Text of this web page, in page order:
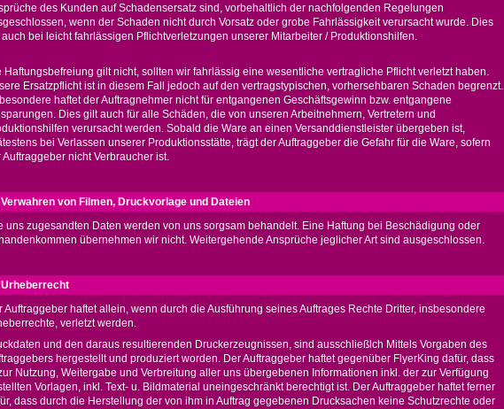
des Kunden auf Schadensersatz sind, vorbehaltlich der nachfolgenden Regelungen
wenn der Schaden nicht durch Vorsatz oder grobe Fahrlässigkeit verursacht wurde. Dies
bei leicht fahrlässigen Pflichtverletzungen unserer Mitarbeiter / Produktionshilfen.
Haftungsbefreiung gilt nicht, sollten wir fahrlässig eine wesentliche vertragliche Pflicht verletzt haben.
Ersatzpflicht ist in diesem Fall jedoch auf den vertragstypischen, vorhersehbaren Schaden begrenzt.
haftet der Auftragnehmer nicht für entgangenen Geschäftsgewinn bzw. entgangene
Dies gilt auch für alle Schäden, die von unseren Arbeitnehmern, Vertretern und
verursacht werden. Sobald die Ware an einen Versanddienstleister übergeben ist,
bei Verlassen unserer Produktionsstätte, trägt der Auftraggeber die Gefahr für die Ware, sofern
Auftraggeber nicht Verbraucher ist.
von Filmen, Druckvorlage und Dateien
uns zugesandten Daten werden von uns sorgsam behandelt. Eine Haftung bei Beschädigung oder
übernehmen wir nicht. Weitergehende Ansprüche jeglicher Art sind ausgeschlossen.
Auftraggeber haftet allein, wenn durch die Ausführung seines Auftrages Rechte Dritter, insbesondere
verletzt werden.
und den daraus resultierenden Druckerzeugnissen, sind ausschließlch Mittels Vorgaben des
hergestellt und produziert worden. Der Auftraggeber haftet gegenüber FlyerKing dafür, dass
Nutzung, Weitergabe und Verbreitung aller uns übergebenen Informationen inkl. der zur Verfügung
Vorlagen, inkl. Text- u. Bildmaterial uneingeschränkt berechtigt ist. Der Auftraggeber haftet ferner
dass durch die Herstellung der von ihm in Auftrag gegebenen Drucksachen keine Schutzrechte oder